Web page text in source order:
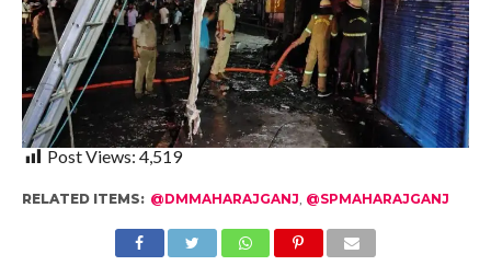
Post Views: 4,519
RELATED ITEMS: @DMMAHARAJGANJ, @SPMAHARAJGANJ